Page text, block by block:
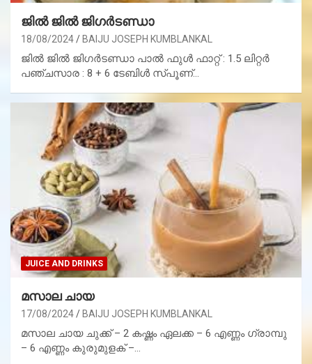
ജിൽ ജിൽ ജിഗർടണ്ഡാ
18/08/2024 BAIJU JOSEPH KUMBLANKAL
ജിൽ ജിൽ ജിഗർടണ്ഡാ പാൽ ഫുൾ ഫാറ്റ് : 1.5 ലിറ്റർ
പഞ്ചസാര : 8 + 6 ടേബിൾ സ്പൂണ്…
JUICE AND DRINKS
മസാല ചായ
17/08/2024 BAIJU JOSEPH KUMBLANKAL
മസാല ചായ ചുക്ക് – 2 കഷ്ണം ഏലക്ക – 6 എണ്ണം ഗ്രാമ്പു
– 6 എണ്ണം കുരുമുളക് –…